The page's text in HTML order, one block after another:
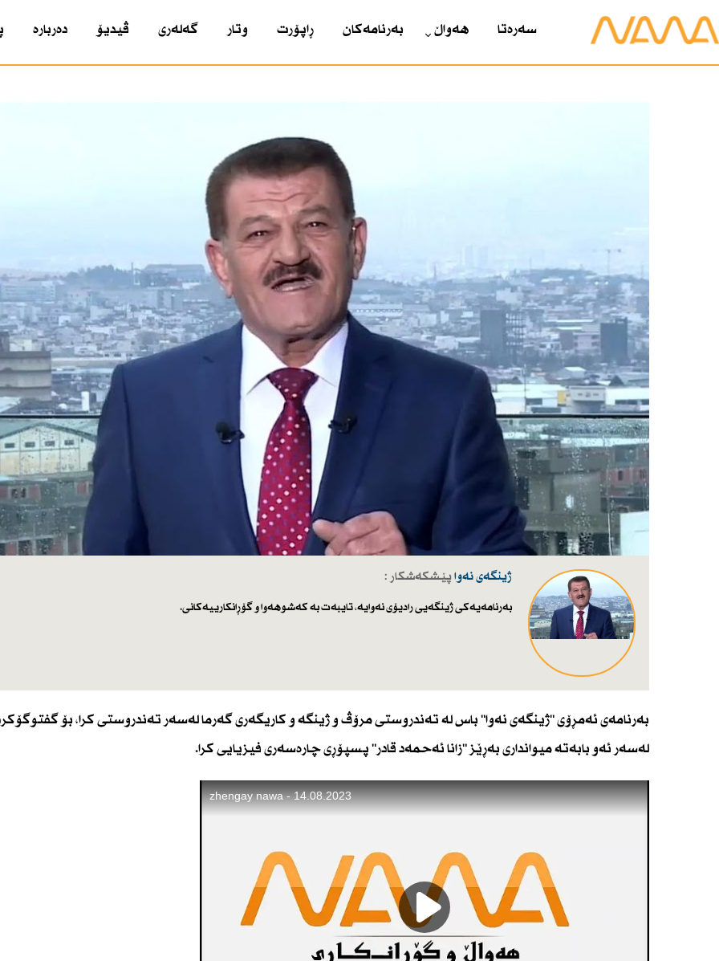
سەرەتا هەواڵ بەرنامەکان ڕاپۆرت وتار گەلەری ڤیدیۆ دەربارە
ژینگەی نەواپێشکەشکار :
بەرنامەیەكی ژینگەیی رادیۆی نەوایە، تایبەت بە كەشوهەوا و گۆڕانكارییەكانی.
بەرنامەی ئەمڕۆی "ژینگەی نەوا" باس لە تەندروستی مرۆڤ و ژینگە و كاریگەری گەرما لەسەر تەندروستی كرا، بۆ
لەسەر ئەو بابەتە میوانداری بەڕێز "زانا ئەحمەد قادر" پسپۆڕی چارەسەری فیزیایی كرا.